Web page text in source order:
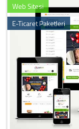
Web Sitesi
E-Ticaret Paketleri